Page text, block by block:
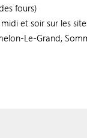
fours)
et soir sur les
Le-Grand,